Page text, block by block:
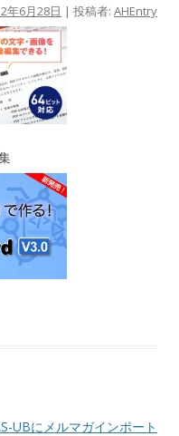
年6月28日 | 投稿者: AHEntry
UBにメルマガインポート